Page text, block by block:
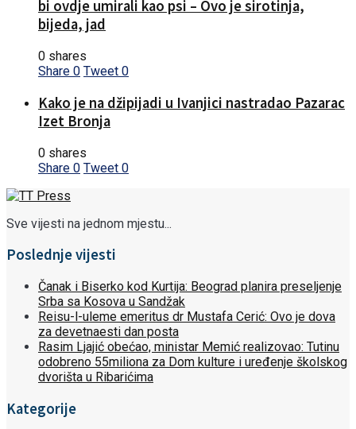
bi ovdje umirali kao psi – Ovo je sirotinja,
bijeda, jad
0 shares
Share 0 Tweet 0
Kako je na džipijadi u Ivanjici nastradao Pazarac
Izet Bronja
0 shares
Share 0 Tweet 0
Sve vijesti na jednom mjestu...
Poslednje vijesti
Čanak i Biserko kod Kurtija: Beograd planira preseljenje
Srba sa Kosova u Sandžak
Reisu-l-uleme emeritus dr Mustafa Cerić: Ovo je dova
za devetnaesti dan posta
Rasim Ljajić obećao, ministar Memić realizovao: Tutinu
odobreno 55miliona za Dom kulture i uređenje školskog
dvorišta u Ribarićima
Kategorije